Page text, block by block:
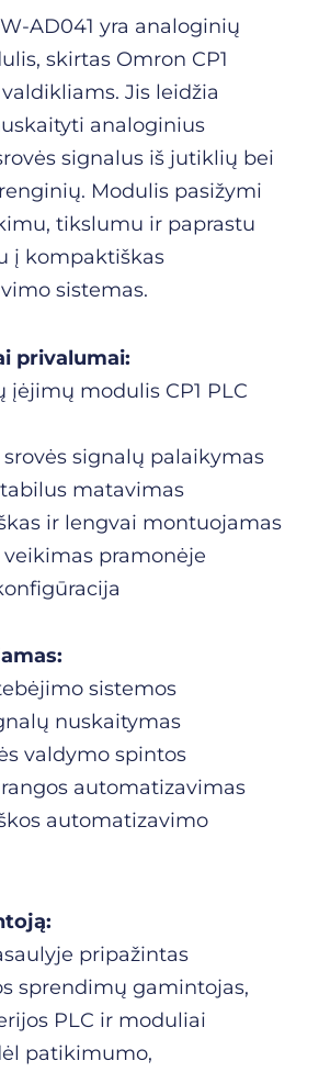
AD041 yra analoginių
skirtas Omron CP1
Jis leidžia
analoginius
signalus iš jutiklių bei
Modulis pasižymi
tikslumu ir paprastu
į kompaktiškas
sistemas.
privalumai:
įėjimų modulis CP1 PLC
srovės signalų palaikymas
matavimas
ir lengvai montuojamas
veikimas pramonėje
sistemos
nuskaitymas
valdymo spintos
automatizavimas
automatizavimo
pripažintas
sprendimų gamintojas,
PLC ir moduliai
patikimumo,